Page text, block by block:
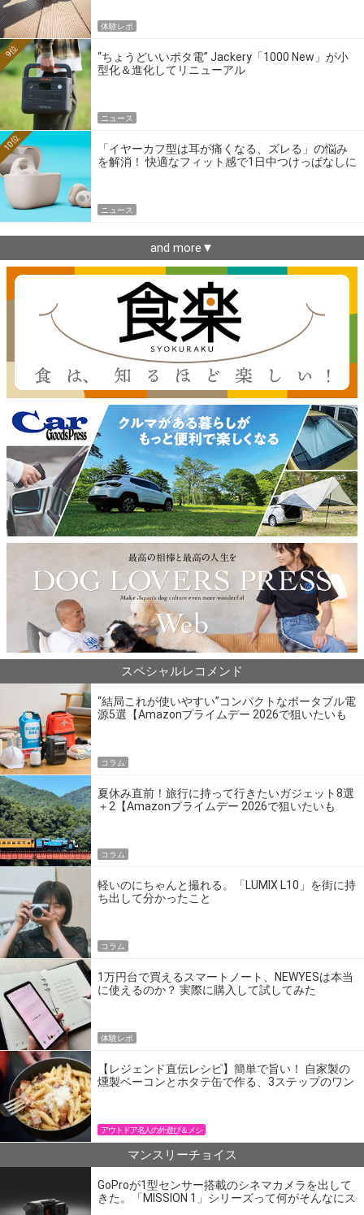
体験レポ
“ちょうどいいポタ電” Jackery「1000 New」が小
型化＆進化してリニューアル
9位
ニュース
「イヤーカフ型は耳が痛くなる、ズレる」の悩み
を解消！ 快適なフィット感で1日中つけっぱなしに
10位
ニュース
and more▼
スペシャルレコメンド
“結局これが使いやすい”コンパクトなポータブル電
源5選【Amazonプライムデー 2026で狙いたいも
コラム
夏休み直前！旅行に持って行きたいガジェット8選
＋2【Amazonプライムデー 2026で狙いたいも
コラム
軽いのにちゃんと撮れる。「LUMIX L10」を街に持
ち出して分かったこと
コラム
1万円台で買えるスマートノート、NEWYESは本当
に使えるのか？ 実際に購入して試してみた
体験レポ
【レジェンド直伝レシピ】簡単で旨い！ 自家製の
燻製ベーコンとホタテ缶で作る、3ステップのワン
アウトドア名人の外遊び＆メシ
マンスリーチョイス
GoProが1型センサー搭載のシネマカメラを出して
きた。「MISSION 1」シリーズって何がそんなにス